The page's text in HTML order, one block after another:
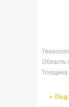
Область
Толщина
Под